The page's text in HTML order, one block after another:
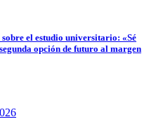
el estudio universitario: «Sé
opción de futuro al margen